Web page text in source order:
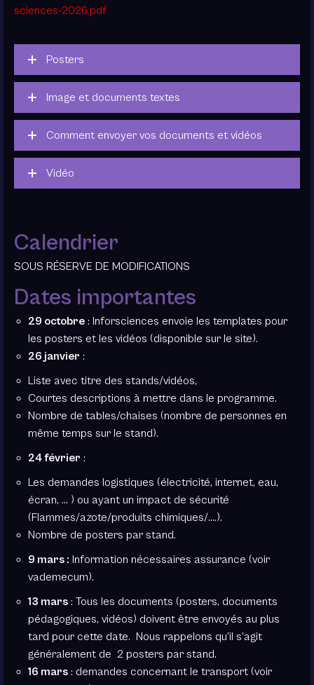
sciences-2026.pdf
Posters
Image et documents textes
Comment envoyer vos documents et vidéos
Vidéo
Calendrier
SOUS RÉSERVE DE MODIFICATIONS
Dates importantes
29 octobre : Inforsciences envoie les templates pour
les posters et les vidéos (disponible sur le site).
26 janvier :
Liste avec titre des stands/vidéos,
Courtes descriptions à mettre dans le programme.
Nombre de tables/chaises (nombre de personnes en
même temps sur le stand).
24 février :
Les demandes logistiques (électricité, internet, eau,
écran, … ) ou ayant un impact de sécurité
(Flammes/azote/produits chimiques/….).
Nombre de posters par stand.
9 mars : Information nécessaires assurance (voir
vademecum).
13 mars : Tous les documents (posters, documents
pédagogiques, vidéos) doivent être envoyés au plus
tard pour cette date. Nous rappelons qu’il s’agit
généralement de 2 posters par stand.
16 mars : demandes concernant le transport (voir